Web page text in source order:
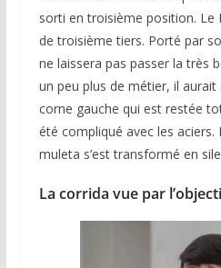
sorti en troisième position. Le
de troisième tiers. Porté par
ne laissera pas passer la très
un peu plus de métier, il
corne gauche qui est restée
été compliqué avec les aciers.
muleta s’est transformé en
La corrida vue par